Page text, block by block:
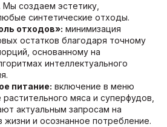
Мы создаем эстетику,
синтетические отходы.
отходов»: минимизация
остатков благодаря точному
основанному на
интеллектуального
питание: включение в меню
мяса и суперфудов,
актуальным запросам на
жизни и осознанное потребление.